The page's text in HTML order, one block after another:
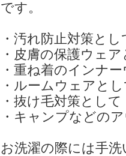
です。
・汚れ防止対策とし
・皮膚の保護ウェ
・重ね着のインナ
・ルームウェアと
・抜け毛対策として
・キャンプなどの
お洗濯の際には手